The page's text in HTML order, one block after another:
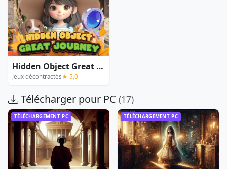
Hidden Object Great Journey
Jeux décontractés★ 5,0
Télécharger pour PC (17)
TÉLÉCHARGEMENT PC TÉLÉCHARGEMENT PC